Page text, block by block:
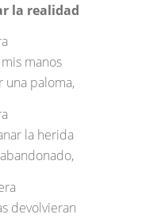
la realidad
manos
una paloma,
la herida
devolvieran